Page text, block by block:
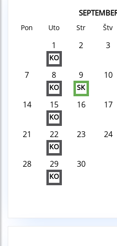
Pon Uto Str Štv
1
KO
2 3
7 8
KO
9
SK
10
14 15
KO
16 17
21 22
KO
23 24
28 29
KO
30